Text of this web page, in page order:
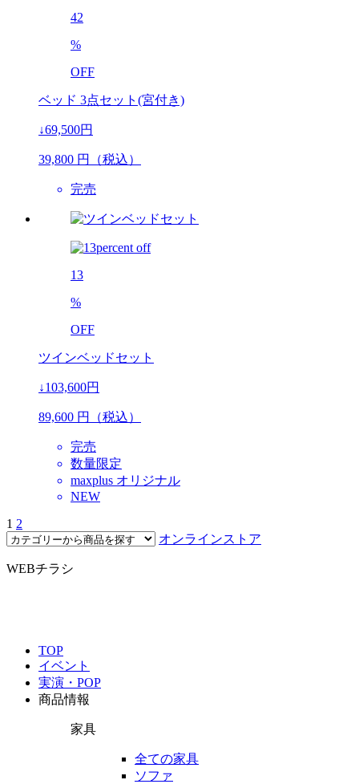
42
%
OFF
ベッド 3点セット(宮付き)
↓69,500円
39,800 円（税込）
完売
13
%
OFF
ツインベッドセット
↓103,600円
89,600 円（税込）
完売
数量限定
maxplus オリジナル
NEW
1 2
オンラインストア
WEBチラシ
TOP
イベント
実演・POP
商品情報
家具
全ての家具
ソファ